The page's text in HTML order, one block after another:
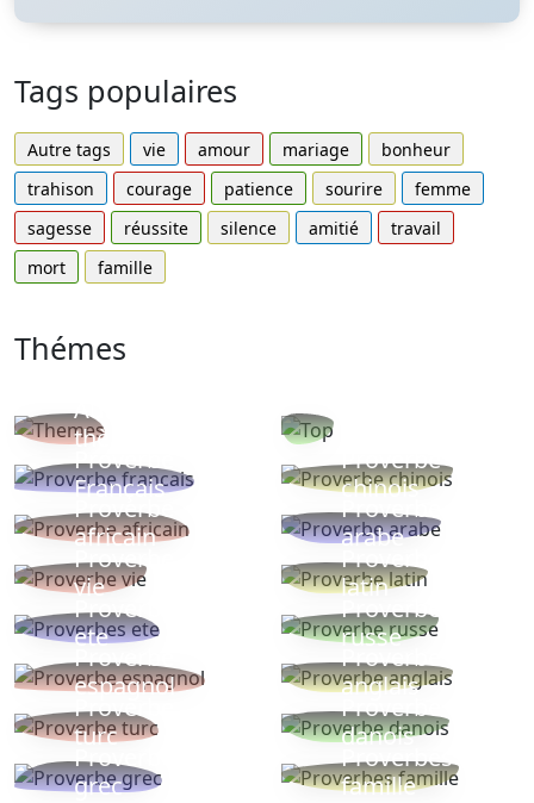
Tags populaires
Autre tags vie amour mariage
bonheur
trahison
courage patience sourire
femme
sagesse
réussite silence amitié
travail
mort
famille
Thémes
Autres
thèmes
Proverbe
Français
Proverbe
chinois
Proverbe
africain
Proverbe
arabe
Proverbe
vie
Proverbe
latin
Proverbes
ete
Proverbe
russe
Proverbe
espagnol
Proverbe
anglais
Proverbe
turc
Proverbe
danois
Proverbe
grec
Proverbes
famille